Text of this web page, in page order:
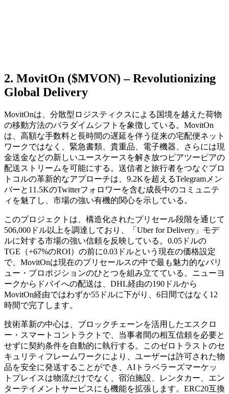
2. MovitOn ($MVON) – Revolutionizing
Global Delivery
MovitOnは、分散型ロジスティクスによる国境を越えた荷物
の移動方法のパラダイムシフトを象徴している。MovitOn
は、高額な手数料と長時間の遅延を伴う従来の宅配便ネット
ワークではなく、緊急書類、貴重品、電子機器、さらには現
金送金などの新しいユースケースを解き放つピアツーピアの
配送ストリームを可能にする。送信者と旅行者をつなぐプロ
トコルの革新的なアプローチは、9.2Kを超えるTelegramメン
バーと11.5KのTwitterフォロワーを含む成長中のコミュニテ
ィを魅了し、市場の強い有機的関心を示している。
このプロジェクトは、構造化されたプリセール段階を通じて
506,000ドル以上を調達しており、「Uber for Delivery」モデ
ルに対する市場の強い信頼を反映している。0.05ドルの
TGE（+67%のROI）の前に0.03ドルという現在の価格設定
で、MovitOnは現在のプリセールスの中で最も魅力的なバリ
ュー・プロポジションのひとつを組み立てている。ニューヨ
ークからドバイへの配送は、DHL経由の190ドルから
MovitOn経由ではわずか55ドルに下がり、6日間ではなく12
時間で完了します。
技術革新の中心は、ブロックチェーンを活用したエスクロ
ー・スマートコントラクトで、当事者間の相互信頼を必要と
せずに契約条件を自動的に執行する。このゼロトラストのセ
キュリティフレームワークにより、ユーザーは許可された物
品を安全に発送することができ、AIトラベラーズマーケッ
トプレイスは物流だけでなく、宿泊施設、レンタカー、エン
ターテイメントサービスにも機能を拡張します。ERC20互換